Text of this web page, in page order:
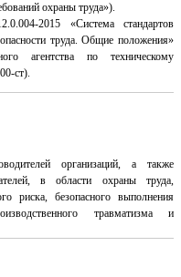
охраны труда»).
2015 «Система стандартов
труда. Общие положения»
агентства по техническому
ст).
организаций, а также
в области охраны труда,
риска, безопасного выполнения
травматизма и